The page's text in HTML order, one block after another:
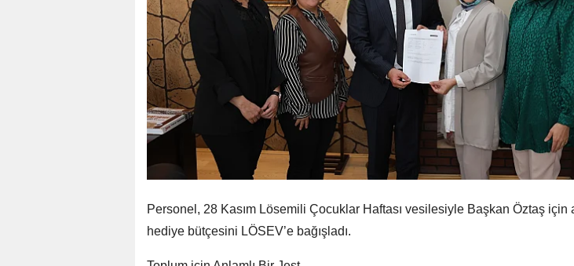
Personel, 28 Kasım Lösemili Çocuklar Haftası vesilesiyle Başkan Öztaş için
hediye bütçesini LÖSEV’e bağışladı.